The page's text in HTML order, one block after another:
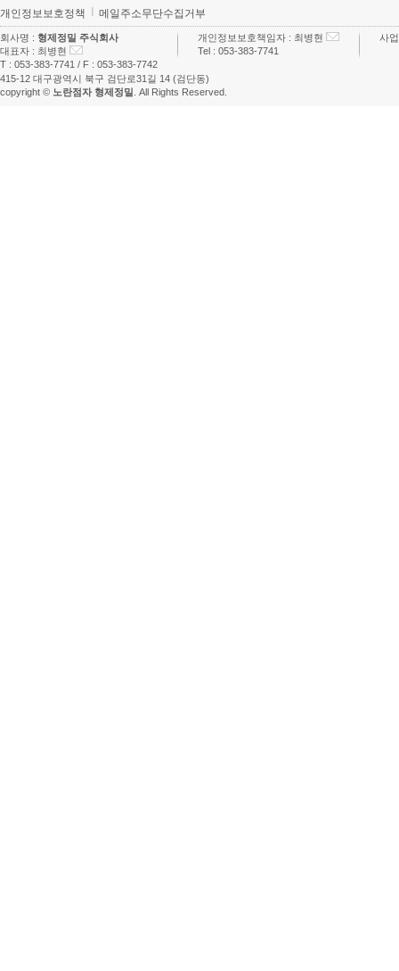
개인정보보호정책 메일주소무단수집거부
회사명 : 형제정밀 주식회사
대표자 : 최병현
T : 053-383-7741 / F : 053-383-7742
개인정보보호책임자 : 최병현
Tel : 053-383-7741
사
415-12 대구광역시 북구 검단로31길 14 (검단동)
copyright © 노란점자 형제정밀 . All Rights Reserved.